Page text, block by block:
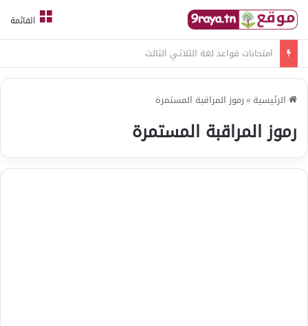
القائمة
امتحانات قواعد لغة الثلاثي الثالث
الرئيسية »رموز المراقبة المستمرة
رموز المراقبة المستمرة